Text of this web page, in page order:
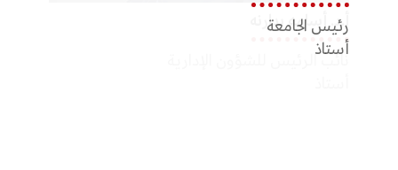
رئيس الجامعة
أستاذ
أ.د. أسامه بدارنه
نائب الرئيس للشؤون الإدارية